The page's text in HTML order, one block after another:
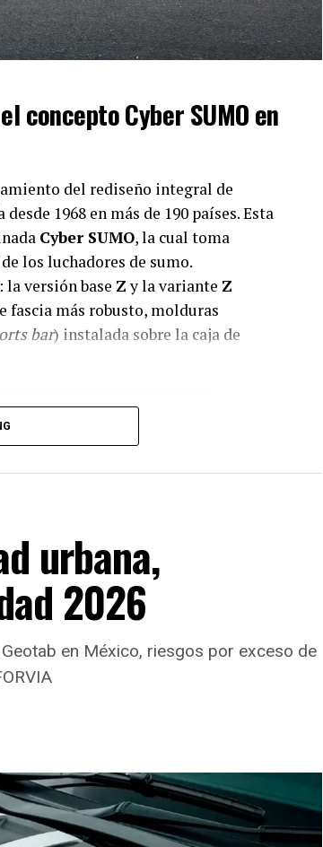
concepto Cyber SUMO en
del rediseño integral de
1968 en más de 190 países. Esta
Cyber SUMO, la cual toma
los luchadores de sumo.
versión base Zy la variante Z
fascia más robusto, molduras
bar) instalada sobre la caja de
carrocería de5,325 mm de largo,
de carga plano que incorpora
trasera para facilitar el acceso a
urbana,
2026
en México, riesgos por exceso de